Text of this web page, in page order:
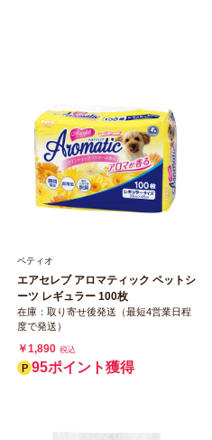
ペティオ
エアセレブ アロマティック ペットシ
ーツ レギュラー 100枚
在庫：取り寄せ後発送（最短4営業日程
度で発送）
￥1,890 税込
95ポイント獲得